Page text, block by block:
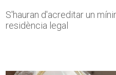
S'hauran d'acreditar un
residència legal